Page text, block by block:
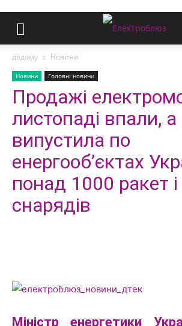
додому Новини
Новини Головні новини
Продажі
листопаді впали,
випустила по
енергооб’єктах
понад 1000 ракет і
снарядів
Міністр енергетики